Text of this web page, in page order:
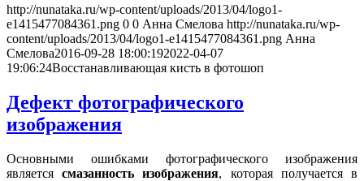
http://nunataka.ru/wp-content/uploads/2013/04/logo1-
e1415477084361.png 0 0 Анна Смелова http://nunataka.ru/wp-
content/uploads/2013/04/logo1-e1415477084361.png Анна
Смелова2016-09-28 18:00:192022-04-07
19:06:24Восстанавливающая кисть в фотошоп
Дефект фотографического
изображения
Основными ошибками фотографического изображения
являетсясмазанность изображения, которая получается в